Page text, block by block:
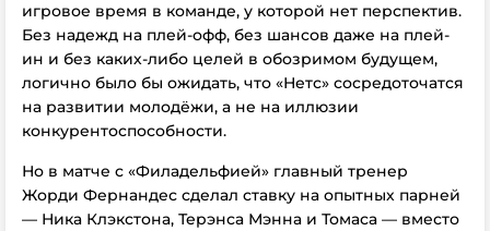
игровое время в команде, у которой нет перспектив.
Без надежд на плей-офф, без шансов даже на плей-
ин и без каких-либо целей в обозримом будущем,
логично было бы ожидать, что «Нетс» сосредоточатся
на развитии молодёжи, а не на иллюзии
конкурентоспособности.
Но в матче с «Филадельфией» главный тренер
Жорди Фернандес сделал ставку на опытных парней
— Ника Клэкстона, Терэнса Мэнна и Томаса — вместо